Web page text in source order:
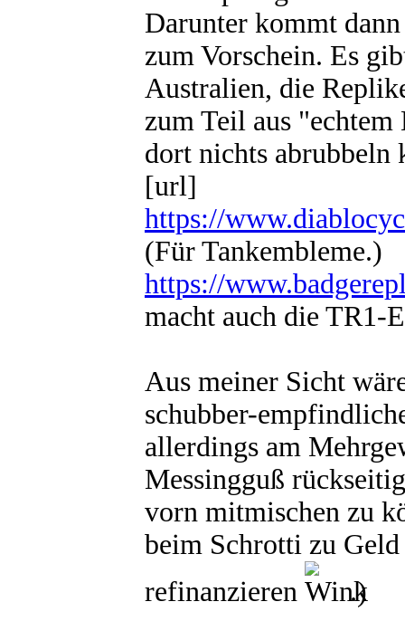
Darunter kommt
zum Vorschein. Es
Australien, die
zum Teil aus
dort nichts abrubbeln
[url]
https://
(Für Tankembleme.)
https://
macht auch die TR1-
Aus meiner Sicht
schubber-
allerdings am
Messingguß
vorn mitmischen zu
beim Schrotti zu
refinanzieren
.)